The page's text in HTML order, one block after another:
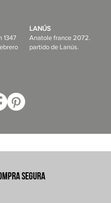
1347
LANÚS
Anatole france 2072.
partido de Lanús.
SEGURA